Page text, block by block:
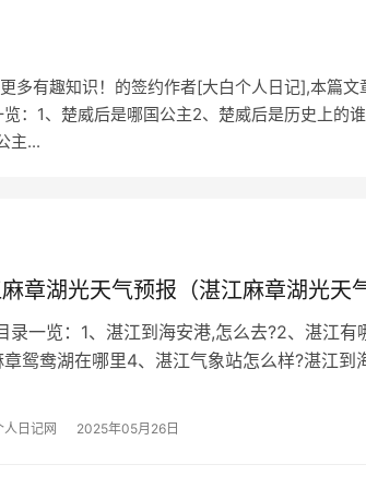
多有趣知识！的签约作者[大白个人日记],本篇
：1、楚威后是哪国公主2、楚威后是历史上的
主...
章湖光天气预报（湛江麻章湖光天
录一览：1、湛江到海安港,怎么去?2、湛江有
鸳鸯湖在哪里4、湛江气象站怎么样?湛江到
人日记网 2025年05月26日